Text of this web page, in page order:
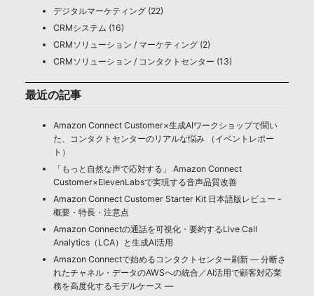
デジタルマーケティング (22)
CRMシステム (16)
CRMソリューション / マーケティング (2)
CRMソリューション / コンタクトセンター (13)
最近の記事
Amazon Connect Customer×生成AIワークショップで聞い
た、コンタクトセンターのリアルな悩み （イベントレポー
ト）
「もっと自然な声で応対する」 Amazon Connect
Customer×ElevenLabsで実現する音声品質改善
Amazon Connect Customer Starter Kit 日本語版レビュー -
概要・特長・注意点
Amazon Connectの通話を可視化・要約するLive Call
Analytics（LCA）と生成AI活用
Amazon Connectで始めるコンタクトセンター刷新 ― 分断さ
れたチャネル・データのAWSへの統合／AI活用で顧客対応業
務を高度化するモデルケース ―